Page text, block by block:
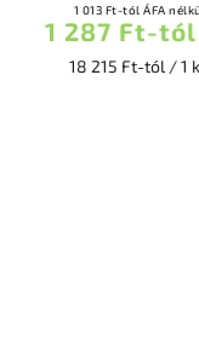
1 013 Ft-tól ÁFA
1 287 Ft-tól
18 215 Ft-tól / 1